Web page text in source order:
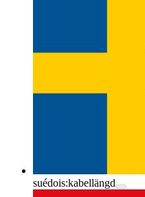
suédois:kabellängd